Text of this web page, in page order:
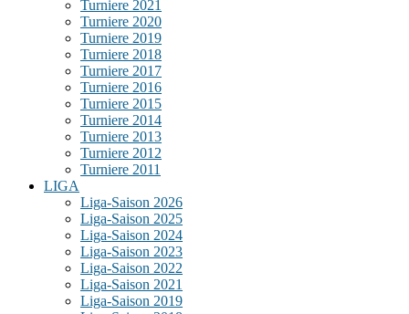
Turniere 2021
Turniere 2020
Turniere 2019
Turniere 2018
Turniere 2017
Turniere 2016
Turniere 2015
Turniere 2014
Turniere 2013
Turniere 2012
Turniere 2011
LIGA
Liga-Saison 2026
Liga-Saison 2025
Liga-Saison 2024
Liga-Saison 2023
Liga-Saison 2022
Liga-Saison 2021
Liga-Saison 2019